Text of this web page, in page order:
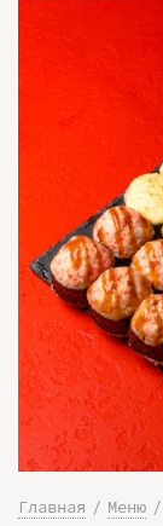
Главная Меню